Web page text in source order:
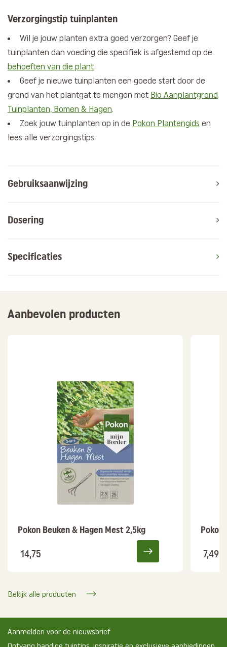
Verzorgingstip tuinplanten
Wil je jouw planten extra goed verzorgen? Geef je
tuinplanten dan voeding die specifiek is afgestemd op de
behoeften van die plant.
Geef je nieuwe tuinplanten een goede start door de
grond van het plantgat te mengen met Bio Aanplantgrond
Tuinplanten, Bomen & Hagen.
Zoek jouw tuinplanten op in de Pokon Plantengids en
lees alle verzorgingstips.
Gebruiksaanwijzing
Dosering
Specificaties
Aanbevolen producten
Pokon Beuken & Hagen Mest 2,5kg
14,75
Pokon
7,49
Bekijk alle producten
Aanmelden voor de nieuwsbrief